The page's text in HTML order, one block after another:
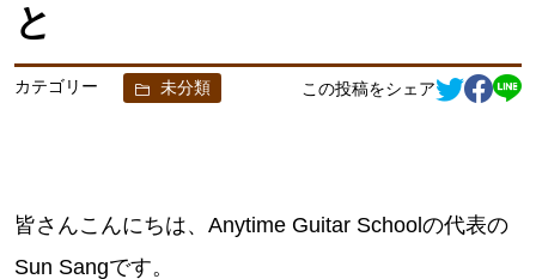
と
カテゴリー 未分類 この投稿をシェア
皆さんこんにちは、Anytime Guitar Schoolの代表の
Sun Sangです。